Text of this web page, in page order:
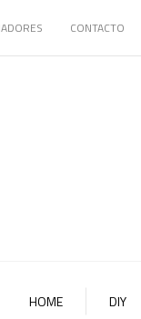
CONTACTO
HOME DIY